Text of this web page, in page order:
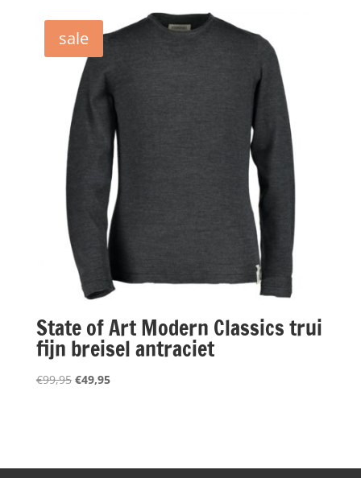
€89,95.
€20,00.
sale
State of Art Modern Classics trui
fijn breisel antraciet
€99,95 Oorspronkelijke
€49,95Huidige